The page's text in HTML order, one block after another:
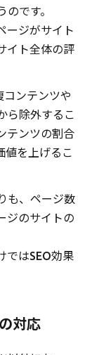
です。
ージがサイト
イト全体の評
コンテンツや
ら除外するこ
テンツの割合
値を上げるこ
も、ページ数
ジのサイトの
ではSEO効果
対応